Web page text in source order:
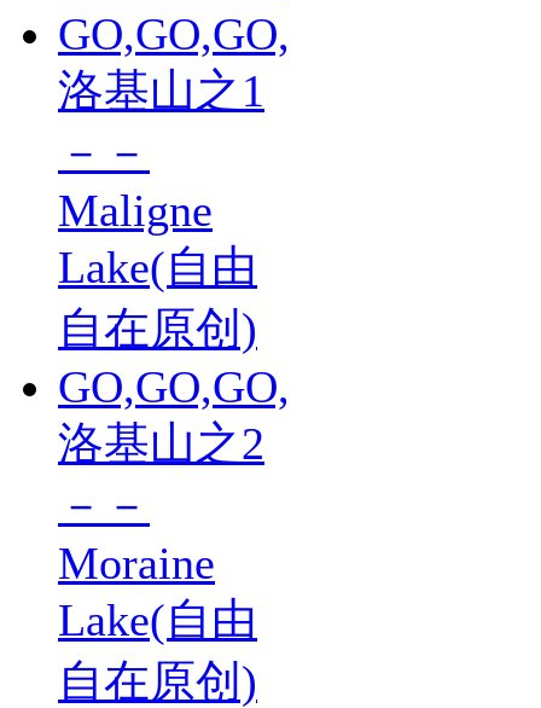
GO,GO,GO,
洛基山之1
－－
Maligne
Lake(自由
自在原创)
GO,GO,GO,
洛基山之2
－－
Moraine
Lake(自由
自在原创)